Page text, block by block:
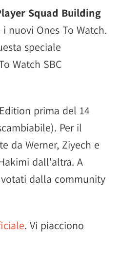
Squad Building
nuovi Ones To Watch.
speciale
Watch SBC
prima del 14
Per il
da Werner, Ziyech e
dall'altra. A
dalla community
. Vi piacciono